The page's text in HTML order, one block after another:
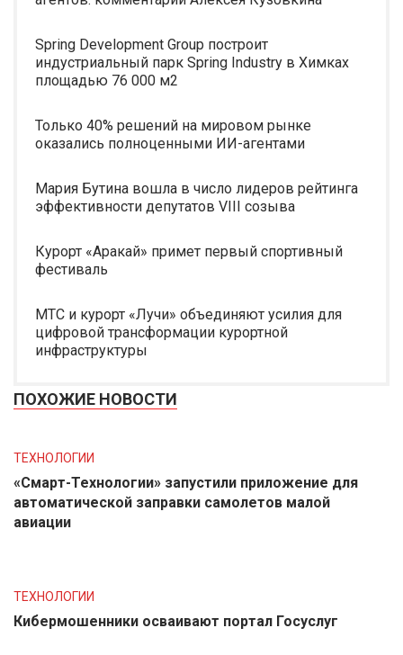
Spring Development Group построит
индустриальный парк Spring Industry в Химках
площадью 76 000 м2
Только 40% решений на мировом рынке
оказались полноценными ИИ-агентами
Мария Бутина вошла в число лидеров рейтинга
эффективности депутатов VIII созыва
Курорт «Аракай» примет первый спортивный
фестиваль
МТС и курорт «Лучи» объединяют усилия для
цифровой трансформации курортной
инфраструктуры
ПОХОЖИЕ НОВОСТИ
ТЕХНОЛОГИИ
«Смарт-Технологии» запустили приложение для
автоматической заправки самолетов малой
авиации
ТЕХНОЛОГИИ
Кибермошенники осваивают портал Госуслуг